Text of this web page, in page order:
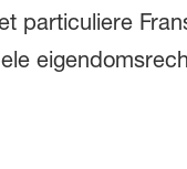
particuliere